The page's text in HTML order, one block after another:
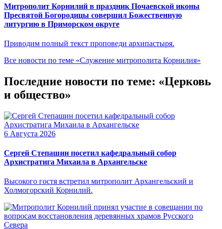
Митрополит Корнилий в праздник Почаевской иконы
Пресвятой Богородицы совершил Божественную
литургию в Приморском округе
Приводим полный текст проповеди архипастыря.
Все новости по теме «Служение митрополита Корнилия»
Последние новости по теме: «Церковь
и общество»
6 Августа 2026
Сергей Степашин посетил кафедральный собор
Архистратига Михаила в Архангельске
Высокого гостя встретил митрополит Архангельский и
Холмогорский Корнилий.